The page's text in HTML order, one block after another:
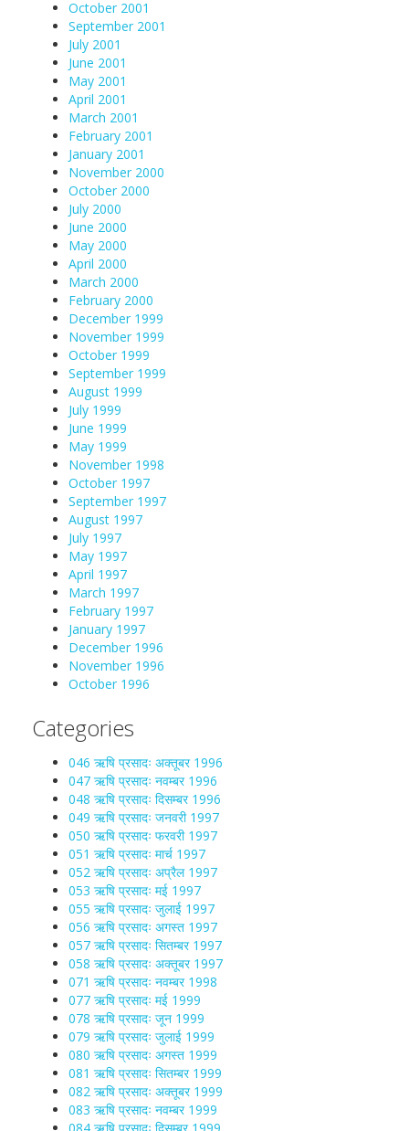
October 2001
September 2001
July 2001
June 2001
May 2001
April 2001
March 2001
February 2001
January 2001
November 2000
October 2000
July 2000
June 2000
May 2000
April 2000
March 2000
February 2000
December 1999
November 1999
October 1999
September 1999
August 1999
July 1999
June 1999
May 1999
November 1998
October 1997
September 1997
August 1997
July 1997
May 1997
April 1997
March 1997
February 1997
January 1997
December 1996
November 1996
October 1996
Categories
046 ऋषि प्रसादः अक्तूबर 1996
047 ऋषि प्रसादः नवम्बर 1996
048 ऋषि प्रसादः दिसम्बर 1996
049 ऋषि प्रसादः जनवरी 1997
050 ऋषि प्रसादः फरवरी 1997
051 ऋषि प्रसादः मार्च 1997
052 ऋषि प्रसादः अप्रैल 1997
053 ऋषि प्रसादः मई 1997
055 ऋषि प्रसादः जुलाई 1997
056 ऋषि प्रसादः अगस्त 1997
057 ऋषि प्रसादः सितम्बर 1997
058 ऋषि प्रसादः अक्तूबर 1997
071 ऋषि प्रसादः नवम्बर 1998
077 ऋषि प्रसादः मई 1999
078 ऋषि प्रसादः जून 1999
079 ऋषि प्रसादः जुलाई 1999
080 ऋषि प्रसादः अगस्त 1999
081 ऋषि प्रसादः सितम्बर 1999
082 ऋषि प्रसादः अक्तूबर 1999
083 ऋषि प्रसादः नवम्बर 1999